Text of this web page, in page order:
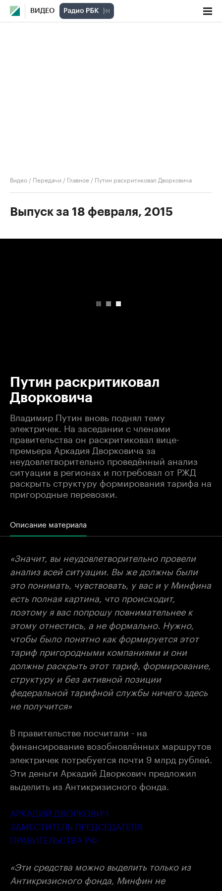
ВИДЕО
Видео / Передачи / Главное / Путин раскритиковал Дворковича
Выпуск за 18 февраля, 2015
Путин раскритиковал
Дворковича
Владимир Путин вновь поднял тему
электричек. На заседании с членами
правительства он раскритиковал вице-
премьера Аркадия Дворковича за
неудовлетворительно проведённый анализ
ситуации в регионах и потребовал от РЖД
раскрыть структуру формирования тарифа на
пригородные перевозки.
Описание материала
«Значит, вы неудовлетворительно провели
анализ всей ситуации. Вы же должны были
это понимать, чувствовать, у вас и у Минфина
есть полная картина, что происходит,
поэтому я вас попрошу повнимательнее к
этому отнестись, а не формально. Нужно,
чтобы было понятно как формируется этот
тариф пригородными компаниями и они
должны раскрыть этот тариф, формирование,
структуру и без активной позиции
федеральной тарифной службы ничего здесь
не получится»
В правительстве посчитали - на
финансирование возобновлённых маршрутов
электричек потребуется почти 9 млрд рублей.
Эти деньги Аркадий Дворкович предложил
выделить из Антикризисного фонда.
АРКАДИЙ ДВОРКОВИЧ
ЗАМЕСТИТЕЛЬ ПРЕДСЕДАТЕЛЯ
ПРАВИТЕЛЬСТВА РФ
«Эти средства можно выделить только из
Антикризисного фонда, Минфин не